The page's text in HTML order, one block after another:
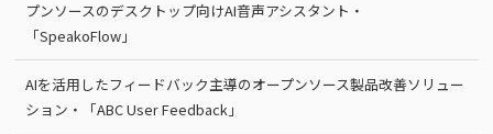
プンソースのデスクトップ向けAI音声アシスタント・
「SpeakoFlow」
AIを活用したフィードバック主導のオープンソース製品改善ソリュー
ション・「ABC User Feedback」